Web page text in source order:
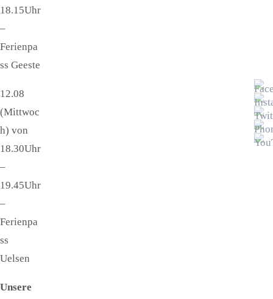
18.15Uhr
–
Ferienpa
ss Geeste
12.08
(Mittwoc
h) von
18.30Uhr
–
19.45Uhr
–
Ferienpa
ss
Uelsen
Unsere